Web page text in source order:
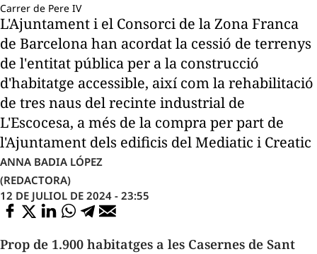
Carrer de Pere IV
L'Ajuntament i el Consorci de la Zona Franca
de Barcelona han acordat la cessió de terrenys
de l'entitat pública per a la construcció
d'habitatge accessible, així com la rehabilitació
de tres naus del recinte industrial de
L'Escocesa, a més de la compra per part de
l'Ajuntament dels edificis del Mediatic i Creatic
ANNA BADIA LÓPEZ
(REDACTORA)
12 DE JULIOL DE 2024 - 23:55
Prop de 1.900 habitatges a les Casernes de Sant